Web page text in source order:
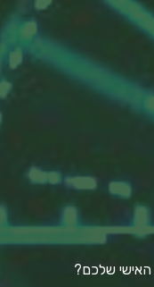
שלכם?